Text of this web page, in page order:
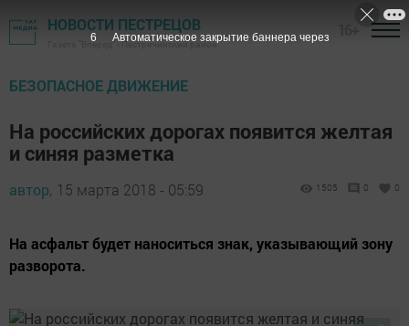
НОВОСТИ ПЕСТРЕЦОВ
Газета "Вперед" - Пестречинский район
БЕЗОПАСНОЕ ДВИЖЕНИЕ
На российских дорогах появится желтая
и синяя разметка
автор, 15 марта 2018 - 05:59 1505 0 0
На асфальт будет наноситься знак, указывающий зону
разворота.
4 Автоматическое закрытие баннера через